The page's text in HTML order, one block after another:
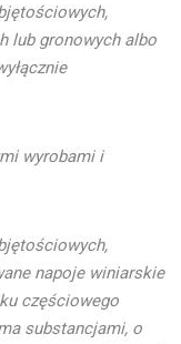
lub gronowych albo
wyrobami i
napoje winiarskie
częściowego
substancjami, o